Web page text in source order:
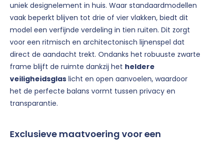
uniek designelement in huis. Waar standaardmodellen
vaak beperkt blijven tot drie of vier vlakken, biedt dit
model een verfijnde verdeling in tien ruiten. Dit zorgt
voor een ritmisch en architectonisch lijnenspel dat
direct de aandacht trekt. Ondanks het robuuste zwarte
frame blijft de ruimte dankzij het heldere
veiligheidsglas licht en open aanvoelen, waardoor
het de perfecte balans vormt tussen privacy en
transparantie.
Exclusieve maatvoering voor een